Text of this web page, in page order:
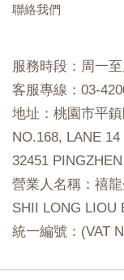
聯絡我們
服務時段：周一
客服專線：03-
地址：桃園市平
NO.168, LANE
32451
營業人名稱：禧
SHII LONG LIOU
統一編號：(VAT